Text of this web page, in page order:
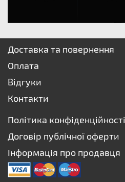
Доставка та повернення
Оплата
Відгуки
Контакти
Політика конфіденційності
Договір публічної оферти
Інформація про продавця